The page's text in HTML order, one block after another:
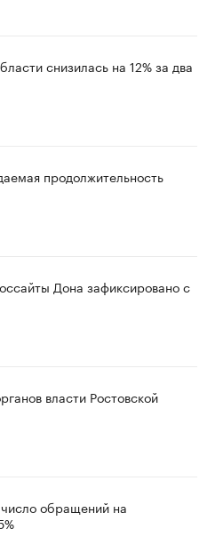
снизилась на 12% за два
продолжительность
Дона зафиксировано с
власти Ростовской
обращений на